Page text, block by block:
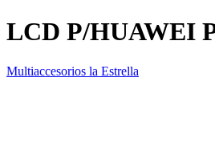
LCD P/HUAWEI
Multiaccesorios la Estrella